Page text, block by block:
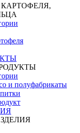
и полуфабрикаты